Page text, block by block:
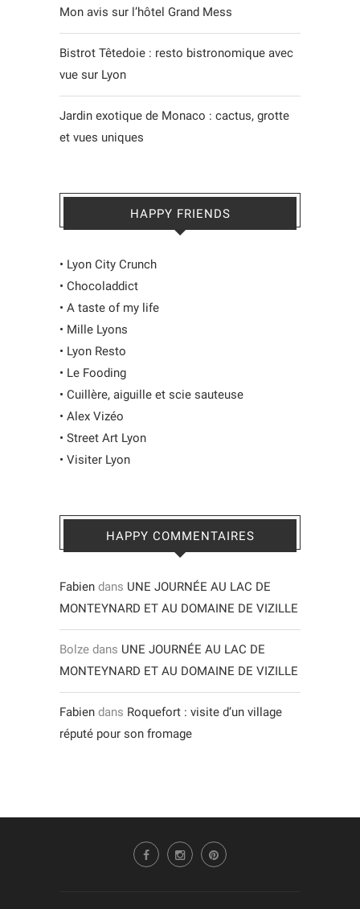
Mon avis sur l’hôtel Grand Mess
Bistrot Têtedoie : resto bistronomique avec
vue sur Lyon
Jardin exotique de Monaco : cactus, grotte
et vues uniques
HAPPY FRIENDS
• Lyon City Crunch
• Chocoladdict
• A taste of my life
• Mille Lyons
• Lyon Resto
• Le Fooding
• Cuillère, aiguille et scie sauteuse
• Alex Vizéo
• Street Art Lyon
• Visiter Lyon
HAPPY COMMENTAIRES
Fabien dans UNE JOURNÉE AU LAC DE
MONTEYNARD ET AU DOMAINE DE VIZILLE
Bolze dans UNE JOURNÉE AU LAC DE
MONTEYNARD ET AU DOMAINE DE VIZILLE
Fabien dans Roquefort : visite d’un village
réputé pour son fromage